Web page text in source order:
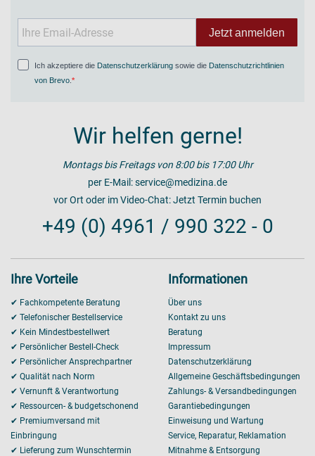
Jetzt anmelden
Ich akzeptiere die Datenschutzerklärung sowie die Datenschutzrichtlinien
von Brevo
Wir helfen gerne!
Montags bis Freitags von 8:00 bis 17:00 Uhr
per E-Mail:service@medizina.de
vor Ort oder im Video-Chat:Jetzt Termin buchen
+49 (0) 4961 / 990 322 - 0
Ihre Vorteile
✔ Fachkompetente Beratung
✔ Telefonischer Bestellservice
✔ Kein Mindestbestellwert
✔ Persönlicher Bestell-Check
✔ Persönlicher Ansprechpartner
✔ Qualität nach Norm
✔ Vernunft & Verantwortung
✔ Ressourcen- & budgetschonend
✔ Premiumversand mit
Einbringung
✔ Lieferung zum Wunschtermin
Informationen
Über uns
Kontakt zu uns
Beratung
Impressum
Datenschutzerklärung
Allgemeine Geschäftsbedingungen
Zahlungs- & Versandbedingungen
Garantiebedingungen
Einweisung und Wartung
Service, Reparatur, Reklamation
Mitnahme & Entsorgung